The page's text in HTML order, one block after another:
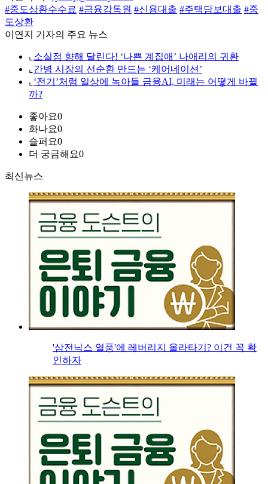
#중도상환수수료 #금융감독원 #신용대출 #주택담보대출 #중
도상환
이연지 기자의 주요 뉴스
⌞ 소실점 향해 달린다! ‘나쁜 계집애’ 나애리의 귀환
⌞ 간병 시장의 선순환 만드는 ‘케어네이션’
⌞ ‘전기’처럼 일상에 녹아들 금융AI, 미래는 어떻게 바뀔
까?
좋아요0
화나요0
슬퍼요0
더 궁금해요0
최신뉴스
'삼전닉스 열풍'에 레버리지 올라타기? 이건 꼭 확
인하자